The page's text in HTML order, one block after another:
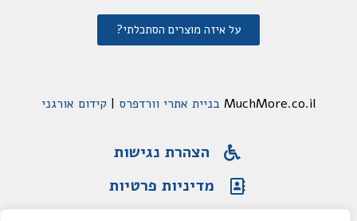
על איזה מוצרים הסתכלתי?
MuchMore.co.il בניית אתרי וורדפרס | קידום אורגני
הצהרת נגישות
מדיניות פרטיות